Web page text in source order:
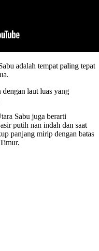
adalah tempat paling tepat
laut luas yang
Sabu juga berarti
putih nan indah dan saat
panjang mirip dengan batas